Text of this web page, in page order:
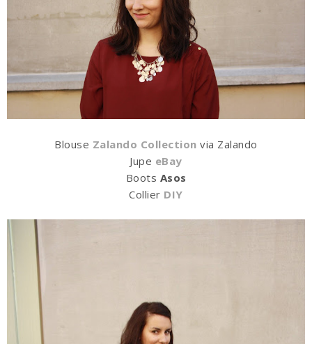
Blouse Zalando Collection via Zalando
Jupe eBay
Boots Asos
Collier DIY